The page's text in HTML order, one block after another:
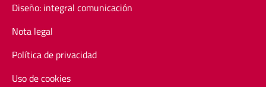
Diseño: integral comunicación
Nota legal
Política de privacidad
Uso de cookies